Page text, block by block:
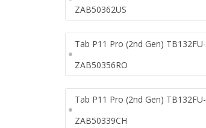
ZAB50362US
Tab P11 Pro (2nd Gen) TB132FU-
ZAB50356RO
Tab P11 Pro (2nd Gen) TB132FU-
ZAB50339CH